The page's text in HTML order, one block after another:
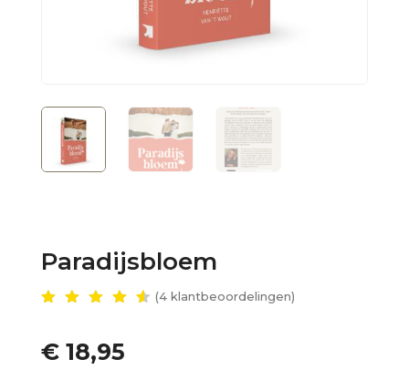
Paradijsbloem
4.67
op 5
(4klantbeoordelingen)
€18,95